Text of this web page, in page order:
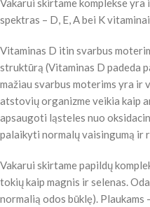
Vakarui skirtame komplekse
spektras – D, E, A bei K
Vitaminas D itin svarbus
struktūrą (Vitaminas D padeda
mažiau svarbus moterims yra ir
atstovių organizme veikia kaip
apsaugoti ląsteles nuo
palaikyti normalų vaisingumą ir
Vakarui skirtame papildų
tokių kaip magnis ir selenas.
normalią odos būklę). Plaukams